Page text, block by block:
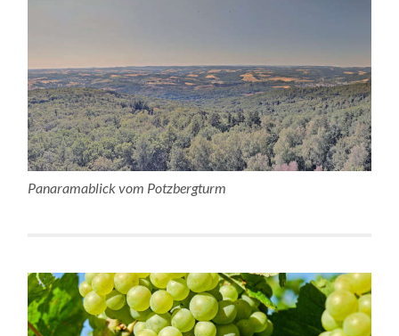
Panaramablick vom Potzbergturm